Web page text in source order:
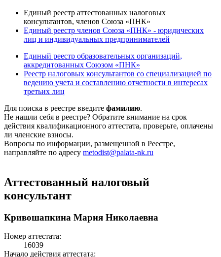
Единый реестр аттестованных налоговых
консультантов, членов Союза «ПНК»
Единый реестр членов Союза «ПНК» - юридических
лиц и индивидуальных предпринимателей
Единый реестр образовательных организаций,
аккредитованных Союзом «ПНК»
Реестр налоговых консультантов со специализацией по
ведению учета и составлению отчетности в интересах
третьих лиц
Для поиска в реестре введите фамилию.
Не нашли себя в реестре? Обратите внимание на срок
действия квалификационного аттестата, проверьте, оплачены
ли членские взносы.
Вопросы по информации, размещенной в Реестре,
направляйте по адресу metodist@palata-nk.ru
Аттестованный налоговый
консультант
Кривошапкина Мария Николаевна
Номер аттестата:
16039
Начало действия аттестата: